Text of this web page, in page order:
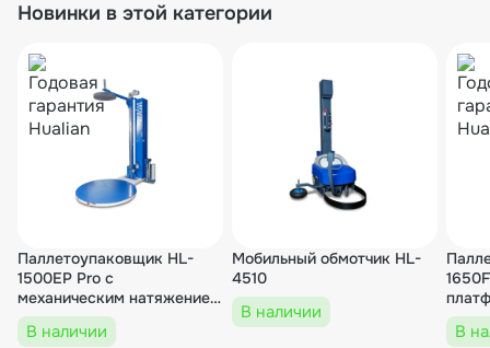
Новинки в этой категории
Паллетоупаковщик HL-
1500ЕP Pro с
механическим натяжением
с прижимом
В наличии
Мобильный обмотчик HL-
4510
В наличии
В